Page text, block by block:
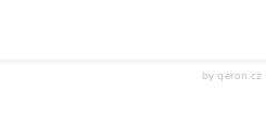
by qeron.cz